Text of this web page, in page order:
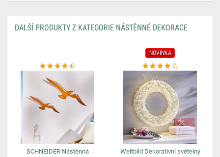
DALŠÍ PRODUKTY Z KATEGORIE NÁSTĚNNÉ DEKORACE
SCHNEIDER Nástěnná
NOVINKA
Weltbild Dekorativní světelný